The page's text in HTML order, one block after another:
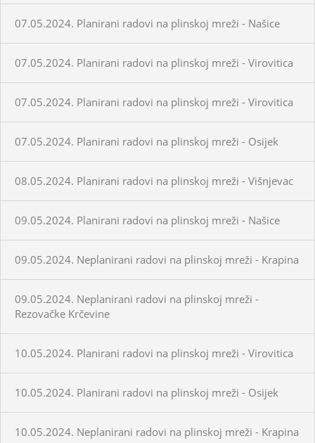
07.05.2024. Planirani radovi na plinskoj mreži - Našice
07.05.2024. Planirani radovi na plinskoj mreži - Virovitica
07.05.2024. Planirani radovi na plinskoj mreži - Virovitica
07.05.2024. Planirani radovi na plinskoj mreži - Osijek
08.05.2024. Planirani radovi na plinskoj mreži - Višnjevac
09.05.2024. Planirani radovi na plinskoj mreži - Našice
09.05.2024. Neplanirani radovi na plinskoj mreži - Krapina
09.05.2024. Neplanirani radovi na plinskoj mreži -
Rezovačke Krčevine
10.05.2024. Planirani radovi na plinskoj mreži - Virovitica
10.05.2024. Planirani radovi na plinskoj mreži - Osijek
10.05.2024. Neplanirani radovi na plinskoj mreži - Krapina